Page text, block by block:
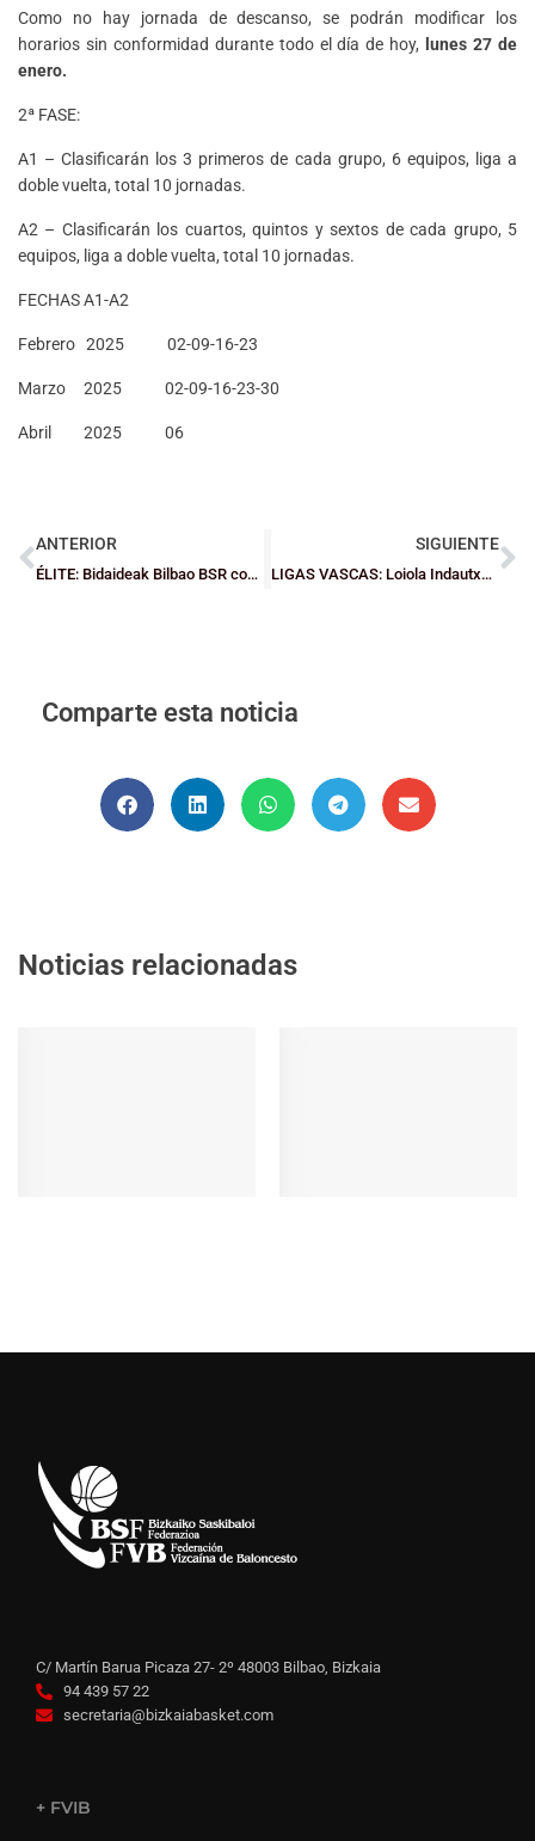
Como no hay jornada de descanso, se podrán modificar los
horarios sin conformidad durante todo el día de hoy,
lunes 27 de
enero.
2ª FASE:
A1 – Clasificarán los 3 primeros de cada grupo, 6 equipos, liga a
doble vuelta, total 10 jornadas.
A2 – Clasificarán los cuartos, quintos y sextos de cada grupo, 5
equipos, liga a doble vuelta, total 10 jornadas.
FECHAS A1-A2
Febrero 2025 02-09-16-23
Marzo 2025 02-09-16-23-30
Abril 2025 06
ANTERIOR
ÉLITE: Bidaideak Bilbao BSR conquista la cancha del campeón
SIGUIENTE
LIGAS VASCAS: Loiola Indautxu estará en la A1 cadete masculina
Comparte esta noticia
Noticias relacionadas
C/ Martín Barua Picaza 27- 2º 48003 Bilbao, Bizkaia
94 439 57 22
secretaria@bizkaiabasket.com
+ FVIB